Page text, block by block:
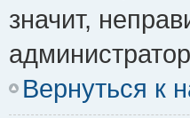
значит,
Вернуться к